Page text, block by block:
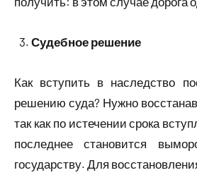
Судебное решение
Как вступить в наследство
решению суда? Нужно
так как по истечении срока
последнее становится
государству. Для